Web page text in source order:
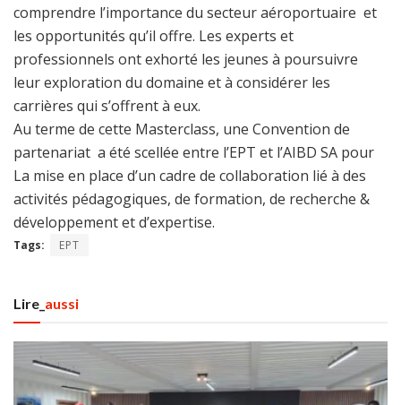
comprendre l’importance du secteur aéroportuaire et
les opportunités qu’il offre. Les experts et
professionnels ont exhorté les jeunes à poursuivre
leur exploration du domaine et à considérer les
carrières qui s’offrent à eux.
Au terme de cette Masterclass, une Convention de
partenariat a été scellée entre l’EPT et l’AIBD SA pour
La mise en place d’un cadre de collaboration lié à des
activités pédagogiques, de formation, de recherche &
développement et d’expertise.
Tags: EPT
Lire_ aussi